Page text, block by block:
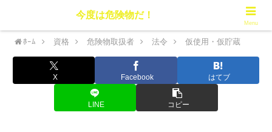
ﾎｰﾑ 資格 危険物取扱者 法令 仮使用・仮貯蔵
X Facebook はてブ
LINE コピー
今度は危険物だ！
Menu